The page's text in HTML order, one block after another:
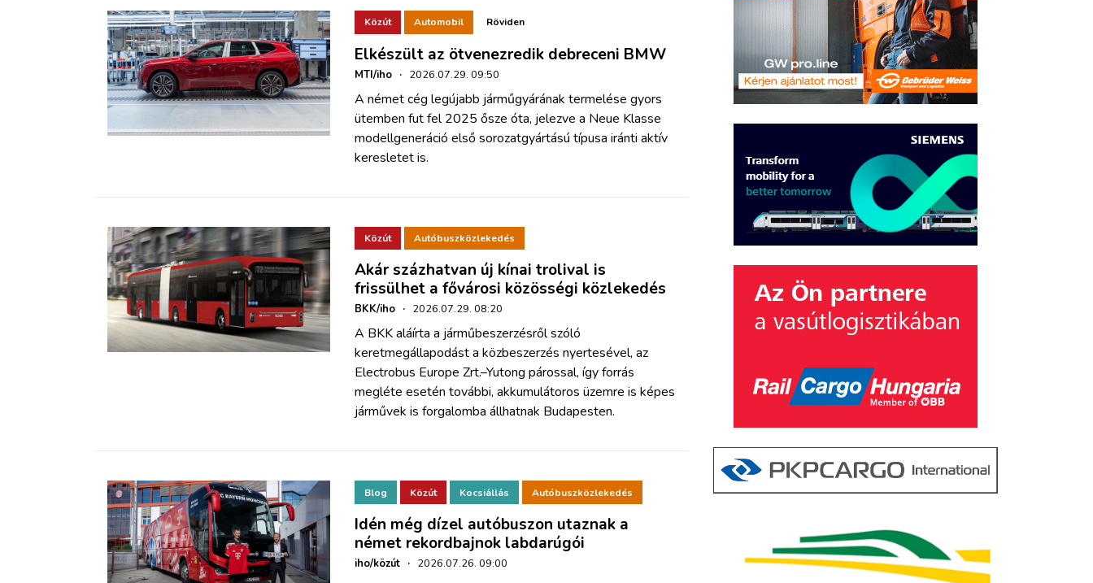
Közút Automobil Röviden
Elkészült az ötvenezredik debreceni BMW
MTI/iho · 2026.07.29. 09:50
A német cég legújabb járműgyárának termelése gyors
ütemben fut fel 2025 ősze óta, jelezve a Neue Klasse
modellgeneráció első sorozatgyártású típusa iránti aktív
keresletet is.
Közút Autóbuszközlekedés
Akár százhatvan új kínai trolival is
frissülhet a fővárosi közösségi közlekedés
BKK/iho · 2026.07.29. 08:20
A BKK aláírta a járműbeszerzésről szóló
keretmegállapodást a közbeszerzés nyertesével, az
Electrobus Europe Zrt.–Yutong párossal, így forrás
megléte esetén további, akkumulátoros üzemre is képes
járművek is forgalomba állhatnak Budapesten.
Blog Közút Kocsiállás Autóbuszközlekedés
Idén még dízel autóbuszon utaznak a
német rekordbajnok labdarúgói
iho/közút · 2026.07.26. 09:00